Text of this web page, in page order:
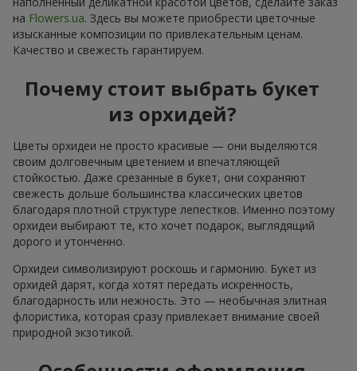
на Flowers.ua. Здесь вы можете приобрести цветочные
изысканные композиции по привлекательным ценам.
Качество и свежесть гарантируем.
Почему стоит выбрать букет
из орхидей?
Цветы орхидеи не просто красивые — они выделяются
своим долговечным цветением и впечатляющей
стойкостью. Даже срезанные в букет, они сохраняют
свежесть дольше большинства классических цветов
благодаря плотной структуре лепестков. Именно поэтому
орхидеи выбирают те, кто хочет подарок, выглядящий
дорого и утонченно.
Орхидеи символизируют роскошь и гармонию. Букет из
орхидей дарят, когда хотят передать искренность,
благодарность или нежность. Это — необычная элитная
флористика, которая сразу привлекает внимание своей
природной экзотикой.